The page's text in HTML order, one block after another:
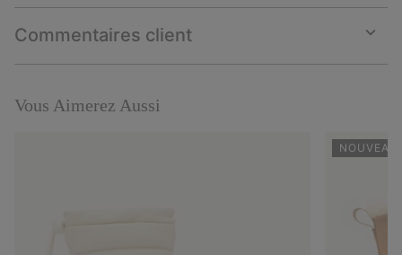
or
Commentaires client
or
Vous Aimerez Aussi